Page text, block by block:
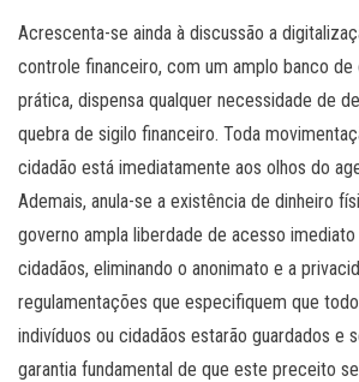
Acrescenta-se ainda à discussão a
controle financeiro, com um amplo banco de
prática, dispensa qualquer necessidade de
quebra de sigilo financeiro. Toda
cidadão está imediatamente aos olhos do
Ademais, anula-se a existência de dinheiro
governo ampla liberdade de acesso
cidadãos, eliminando o anonimato e a
regulamentações que especifiquem que
indivíduos ou cidadãos estarão guardados e
garantia fundamental de que este preceito